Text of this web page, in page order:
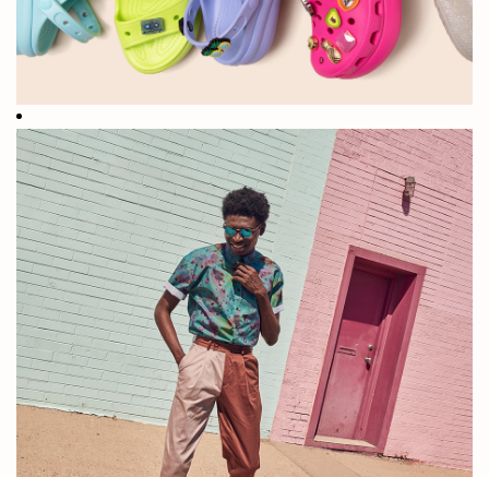
界を快適にし
ています。
ている靴
+85
クロックスが
販売されてい
る世界の国々